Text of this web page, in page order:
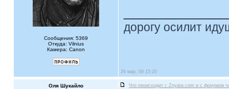
Сообщения: 5369
Откуда: Vilnius
Камера: Canon
дорогу осилит
26 мар, 09 15:20
Оля Шукайло Что происходит с Znyata.com и с форумом